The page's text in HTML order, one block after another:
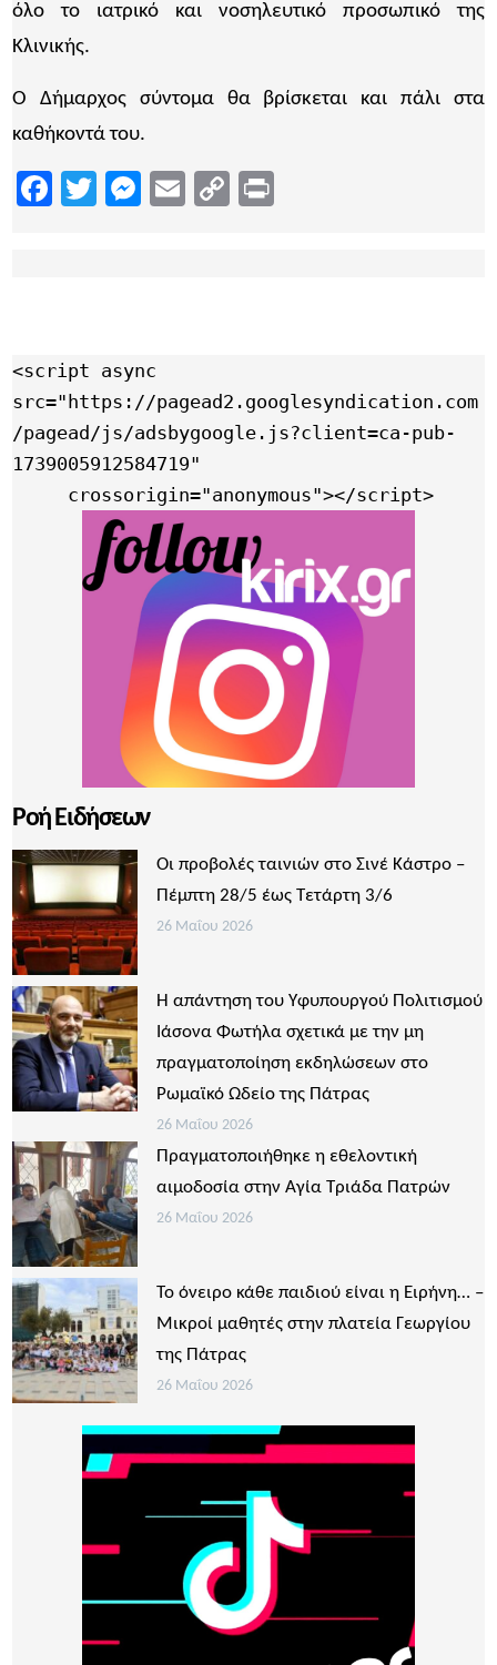
όλο το ιατρικό και νοσηλευτικό προσωπικό της
Κλινικής.
Ο Δήμαρχος σύντομα θα βρίσκεται και πάλι στα
καθήκοντά του.
Facebook
TwitterMessenger
EmailCopy
<script async
src="https://pagead2.googlesyndication.com
/pagead/js/adsbygoogle.js?client=ca-pub-
1739005912584719"
     crossorigin="anonymous"></script>
Ροή Ειδήσεων
Οι προβολές ταινιών στο Σινέ Κάστρο –
Πέμπτη 28/5 έως Τετάρτη 3/6
26 Μαΐου 2026
Η απάντηση του Υφυπουργού Πολιτισμού
Ιάσονα Φωτήλα σχετικά με την μη
πραγματοποίηση εκδηλώσεων στο
Ρωμαϊκό Ωδείο της Πάτρας
26 Μαΐου 2026
Πραγματοποιήθηκε η εθελοντική
αιμοδοσία στην Αγία Τριάδα Πατρών
26 Μαΐου 2026
Το όνειρο κάθε παιδιού είναι η Ειρήνη… –
Μικροί μαθητές στην πλατεία Γεωργίου
της Πάτρας
26 Μαΐου 2026